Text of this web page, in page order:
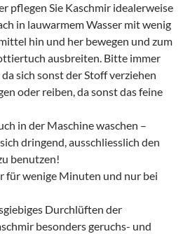
pflegen Sie Kaschmir idealerweise
in lauwarmem Wasser mit wenig
hin und her bewegen und zum
ausbreiten. Bitte immer
sich sonst der Stoff verziehen
oder reiben, da sonst das feine
in der Maschine waschen –
dringend, ausschliesslich den
benutzen!
für wenige Minuten und nur bei
Durchlüften der
besonders geruchs- und